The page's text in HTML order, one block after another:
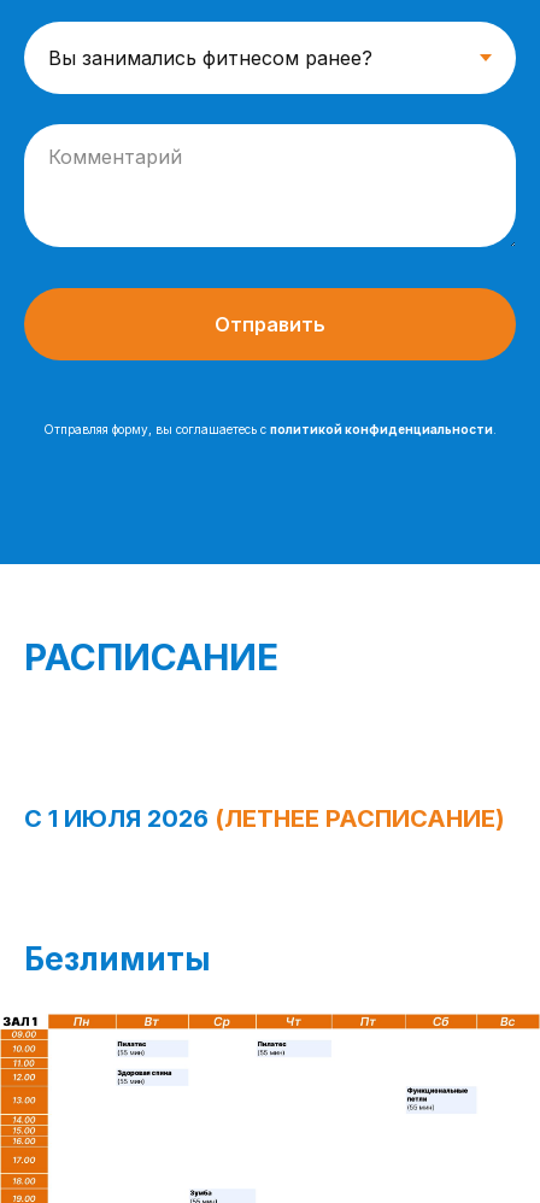
Отправить
Отправляя форму, вы соглашаетесь с политикой конфиденциальности
РАСПИСАНИЕ
С 1 ИЮЛЯ 2026 (ЛЕТНЕЕ РАСПИСАНИЕ)
Безлимиты